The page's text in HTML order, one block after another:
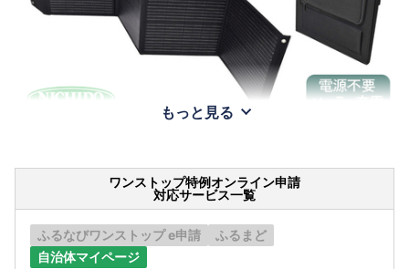
もっと見る
ワンストップ特例オンライン申請
対応サービス一覧
ふるなびワンストップ e申請
ふるまど
自治体マイページ